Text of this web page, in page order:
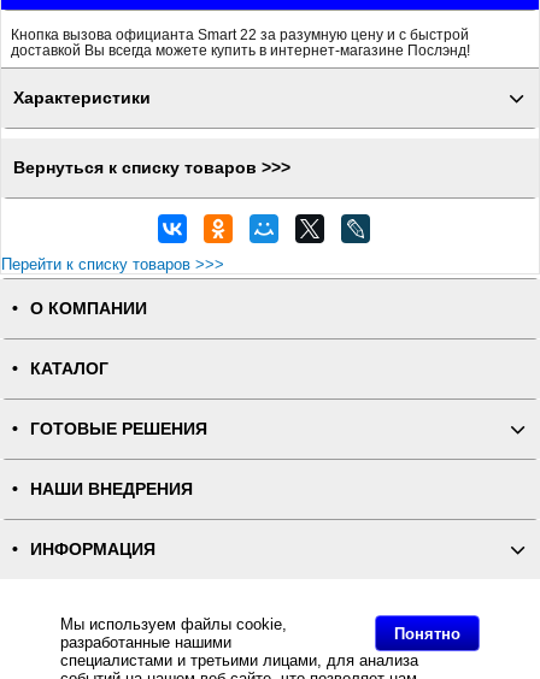
Понятно
Мы используем файлы cookie,
разработанные нашими
специалистами и третьими лицами, для анализа
Кнопка вызова официанта Smart 22 за разумную цену и с быстрой
доставкой Вы всегда можете купить в интернет-магазине Послэнд!
Характеристики
Вернуться к списку товаров >>>
Перейти к списку товаров >>>
О КОМПАНИИ
КАТАЛОГ
ГОТОВЫЕ РЕШЕНИЯ
НАШИ ВНЕДРЕНИЯ
ИНФОРМАЦИЯ
ПОЛНАЯ ВЕРСИЯ